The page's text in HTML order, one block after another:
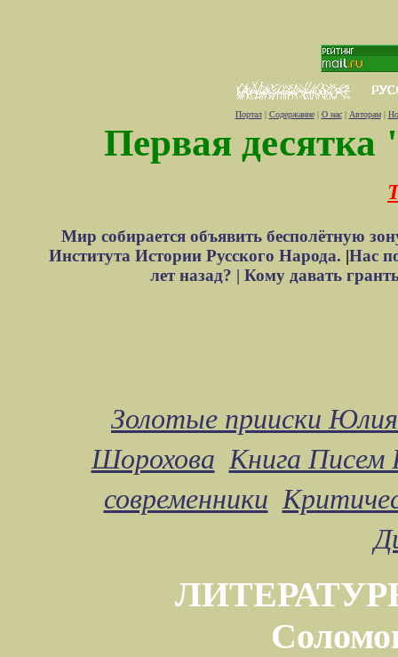
Портал| Содержание| О нас| Авторам|
Первая десятка
Мир собирается объявить бесполётную
Института Истории Русского Народа. |Нас
лет назад? | Кому давать
Золотые прииски
Шорохова Книга Писем
современники